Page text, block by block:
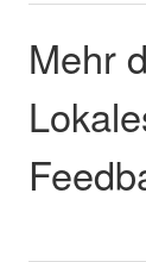
Mehr